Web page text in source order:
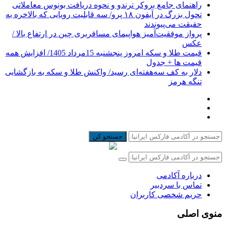
راهنمای جامع بروکر ترندو و نحوه دریافت بونوس معاملاتی
تحول بزرگ در آیفون ۱۸ پرو/ سه قابلیت رویایی که بالاخره به
حقیقت می‌پیوندند
پرواز موفقیت‌آمیز هواپیمای مسافربری چین در ارتفاع بالا /
عکس
قیمت طلا و سکه امروز پنجشنبه 15مرداد 1405/ افزایش همه
قیمت ها + جدول
دلار به کف سه‌هفته‌ای رسید/ واکنش طلا و سکه به بازگشایی
تنگه هرمز
جستجو کن
درباره آکادمی
تماس با سردبیر
حریم شخصی کاربران
منوی اصلی